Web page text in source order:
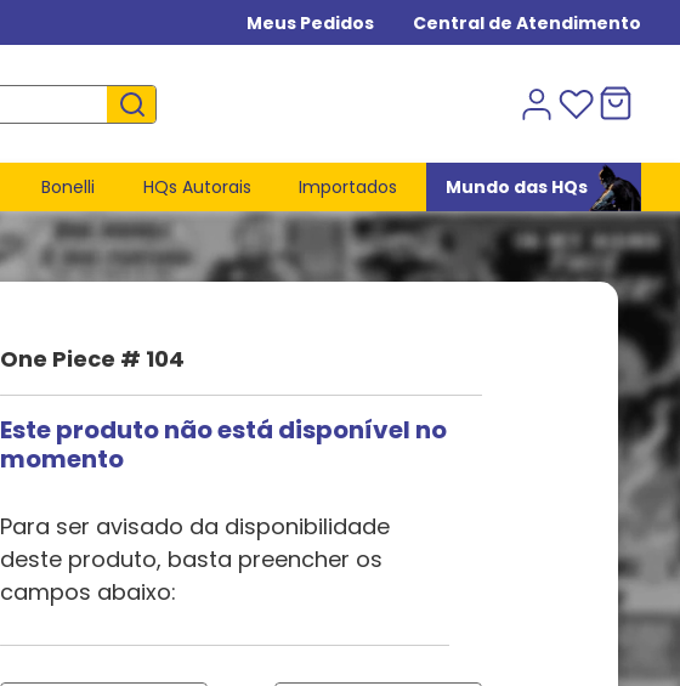
Meus Pedidos Central de Atendimento
Bonelli HQs Autorais Importados Mundo das HQs
One Piece # 104
Este produto não está disponível no
momento
Para ser avisado da disponibilidade
deste produto, basta preencher os
campos abaixo: